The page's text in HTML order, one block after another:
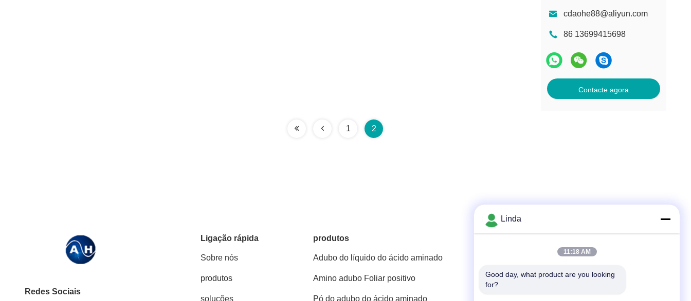
cdaohe88@aliyun.com
86 13699415698
Contacte agora
1 2
Redes Sociais
Ligação rápida
Sobre nós
produtos
soluções
produtos
Adubo do líquido do ácido aminado
Amino adubo Foliar positivo
Pó do adubo do ácido aminado
86-136-99415698
Linda
11:18 AM
Good day, what product are you looking
for?